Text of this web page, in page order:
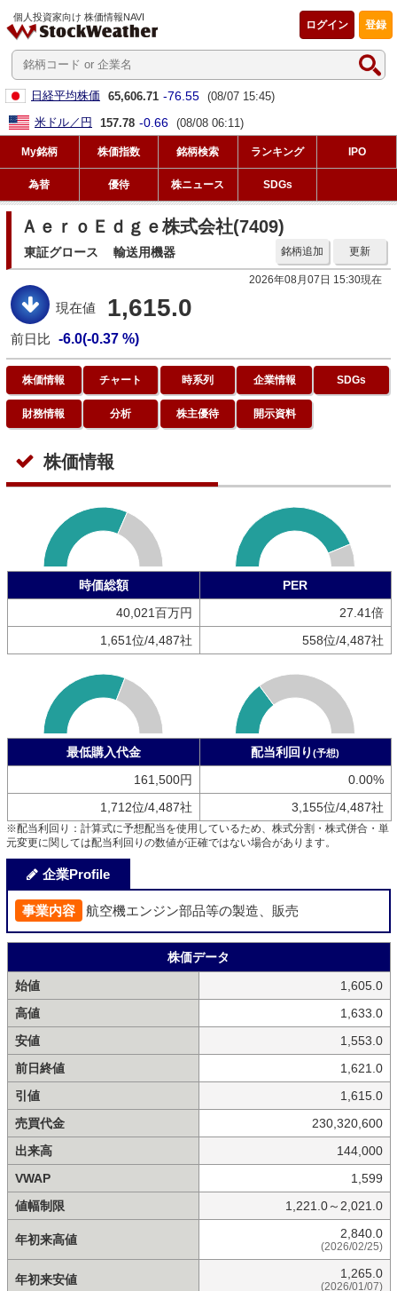
個人投資家向け 株価情報NAVI
登録
ログイン
日経平均株価 65,606.71 -76.55 (08/07 15:45)
米ドル／円
157.78 -0.66 (08/08 06:11)
My銘柄 株価指数 銘柄検索 ランキング IPO
為替 優待 株ニュース SDGs
ＡｅｒｏＥｄｇｅ株式会社(7409)
東証グロース 輸送用機器 更新
銘柄追加
2026年08月07日 15:30現在
現在値 1,615.0
前日比 -6.0(-0.37 %)
株価情報 チャート 時系列 企業情報 SDGs
財務情報 分析 株主優待 開示資料
株価情報
時価総額
PER
40,021百万円
27.41倍
1,651位/4,487社
558位/4,487社
最低購入代金 配当利回り (予想)
161,500円
0.00%
1,712位/4,487社
3,155位/4,487社
※配当利回り：計算式に予想配当を使用しているため、株式分割・株式併合・単
元変更に関しては配当利回りの数値が正確ではない場合があります。
企業Profile
事業内容 航空機エンジン部品等の製造、販売
株価データ
始値
1,605.0
高値
1,633.0
安値
1,553.0
前日終値
1,621.0
引値
1,615.0
売買代金
230,320,600
出来高
144,000
VWAP
1,599
値幅制限
1,221.0～2,021.0
年初来高値 2,840.0
(2026/02/25)
年初来安値 1,265.0
(2026/01/07)